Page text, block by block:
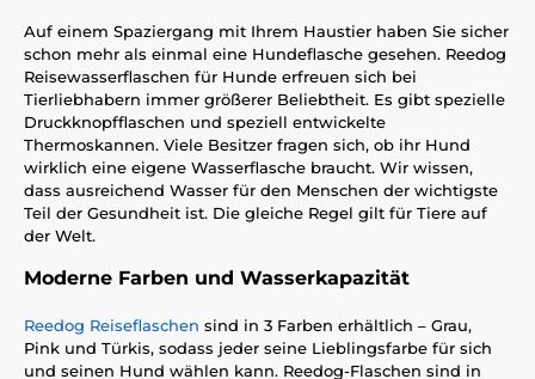
Auf einem Spaziergang mit Ihrem Haustier haben Sie sicher
schon mehr als einmal eine Hundeflasche gesehen. Reedog
Reisewasserflaschen für Hunde erfreuen sich bei
Tierliebhabern immer größerer Beliebtheit. Es gibt spezielle
Druckknopfflaschen und speziell entwickelte
Thermoskannen. Viele Besitzer fragen sich, ob ihr Hund
wirklich eine eigene Wasserflasche braucht. Wir wissen,
dass ausreichend Wasser für den Menschen der wichtigste
Teil der Gesundheit ist. Die gleiche Regel gilt für Tiere auf
der Welt.
Moderne Farben und Wasserkapazität
Reedog Reiseflaschen sind in 3 Farben erhältlich – Grau,
Pink und Türkis, sodass jeder seine Lieblingsfarbe für sich
und seinen Hund wählen kann. Reedog-Flaschen sind in